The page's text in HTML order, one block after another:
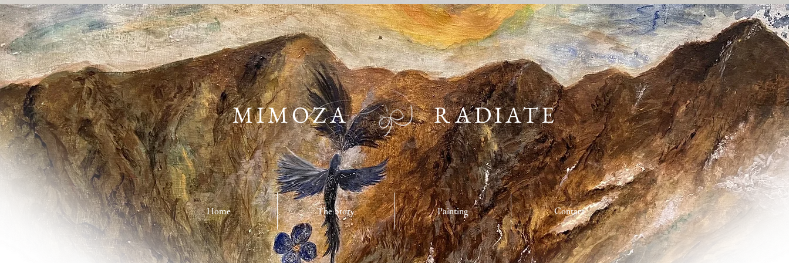
MIMOZA RADIATE
Home The Story Painting Contact